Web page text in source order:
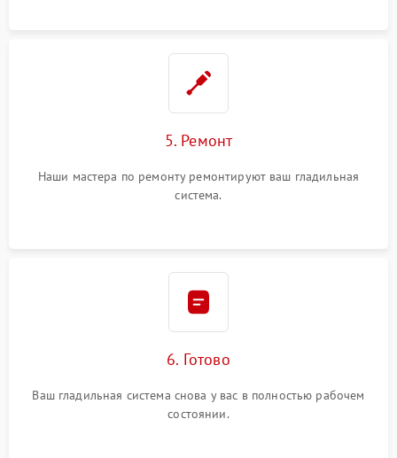
5. Ремонт
Наши мастера по ремонту ремонтируют ваш гладильная
система.
6. Готово
Ваш гладильная система снова у вас в полностью рабочем
состоянии.